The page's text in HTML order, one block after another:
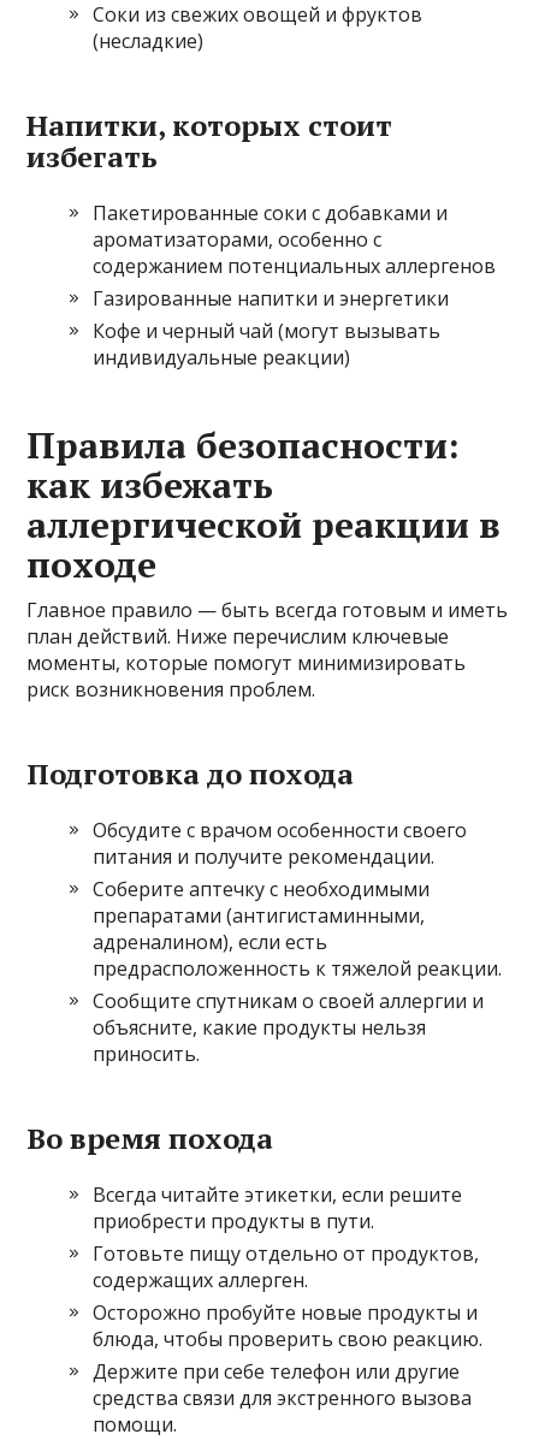
Соки из свежих овощей и фруктов
(несладкие)
Напитки, которых стоит
избегать
Пакетированные соки с добавками и
ароматизаторами, особенно с
содержанием потенциальных аллергенов
Газированные напитки и энергетики
Кофе и черный чай (могут вызывать
индивидуальные реакции)
Правила безопасности:
как избежать
аллергической реакции в
походе
Главное правило — быть всегда готовым и иметь
план действий. Ниже перечислим ключевые
моменты, которые помогут минимизировать
риск возникновения проблем.
Подготовка до похода
Обсудите с врачом особенности своего
питания и получите рекомендации.
Соберите аптечку с необходимыми
препаратами (антигистаминными,
адреналином), если есть
предрасположенность к тяжелой реакции.
Сообщите спутникам о своей аллергии и
объясните, какие продукты нельзя
приносить.
Во время похода
Всегда читайте этикетки, если решите
приобрести продукты в пути.
Готовьте пищу отдельно от продуктов,
содержащих аллерген.
Осторожно пробуйте новые продукты и
блюда, чтобы проверить свою реакцию.
Держите при себе телефон или другие
средства связи для экстренного вызова
помощи.